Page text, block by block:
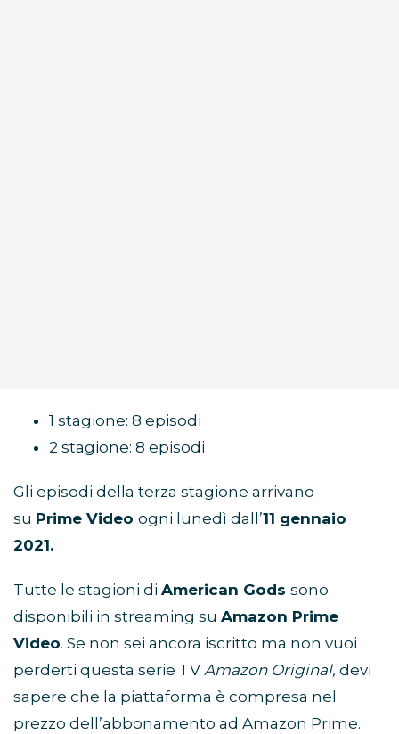
1 stagione: 8 episodi
2 stagione: 8 episodi
Gli episodi della terza stagione arrivano
su Prime Video ogni lunedì dall’11 gennaio
2021.
Tutte le stagioni di American Gods sono
disponibili in streaming su Amazon Prime
Video. Se non sei ancora iscritto ma non vuoi
perderti questa serie TV Amazon Original, devi
sapere che la piattaforma è compresa nel
prezzo dell’abbonamento ad Amazon Prime.